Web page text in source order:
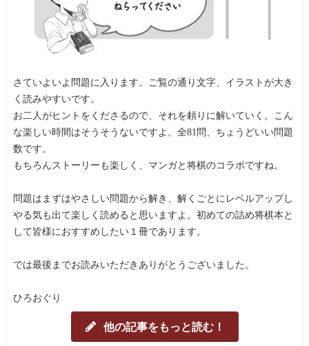
さていよいよ問題に入ります。ご覧の通り文字、イラストが大き
く読みやすいです。
お二人がヒントをくださるので、それを頼りに解いていく。こん
な楽しい時間はそうそうないですよ。全81問、ちょうどいい問題
数です。
もちろんストーリーも楽しく、マンガと将棋のコラボですね。
問題はまずはやさしい問題から解き、解くごとにレベルアップし
やる気も出て楽しく読めると思いますよ。初めての詰め将棋本と
して皆様におすすめしたい１冊であります。
では最後までお読みいただきありがとうございました。
ひろおぐり
他の記事をもっと読む！